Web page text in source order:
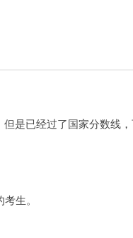
是已经过了国家分数线
生。